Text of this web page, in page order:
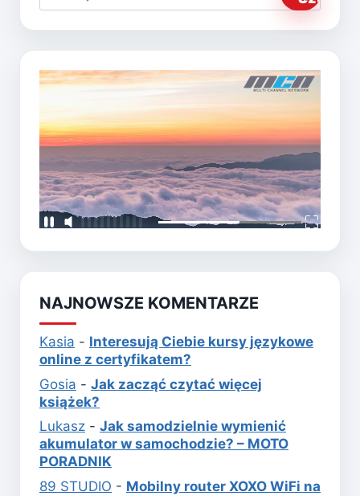
NAJNOWSZE KOMENTARZE
Kasia - Interesują Ciebie kursy językowe
online z certyfikatem?
Gosia - Jak zacząć czytać więcej
książek?
Lukasz - Jak samodzielnie wymienić
akumulator w samochodzie? – MOTO
PORADNIK
89 STUDIO - Mobilny router XOXO WiFi na